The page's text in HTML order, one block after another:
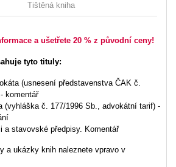
Tištěná kniha
a ušetřete 20 % z původní ceny!
tyto tituly:
(usnesení představenstva ČAK č.
komentář
(vyhláška č. 177/1996 Sb., advokátní tarif) -
a stavovské předpisy. Komentář
a ukázky knih naleznete vpravo v